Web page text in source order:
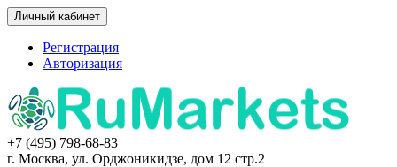
Личный кабинет
Регистрация
Авторизация
+7 (495) 798-68-83
г. Москва, ул. Орджоникидзе, дом 12 стр.2